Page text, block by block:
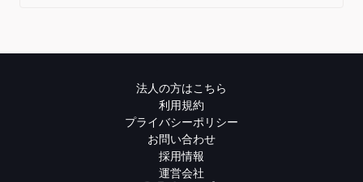
法人の方はこちら
利用規約
プライバシーポリシー
お問い合わせ
採用情報
運営会社